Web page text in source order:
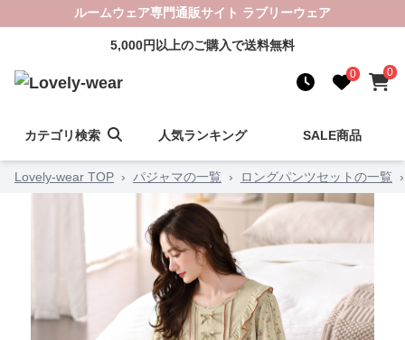
ルームウェア専門通販サイト ラブリーウェア
5,000円以上のご購入で送料無料
0 0
カテゴリ検索 人気ランキング SALE商品
Lovely-wear TOP › パジャマの一覧 › ロングパンツセットの一覧 ›